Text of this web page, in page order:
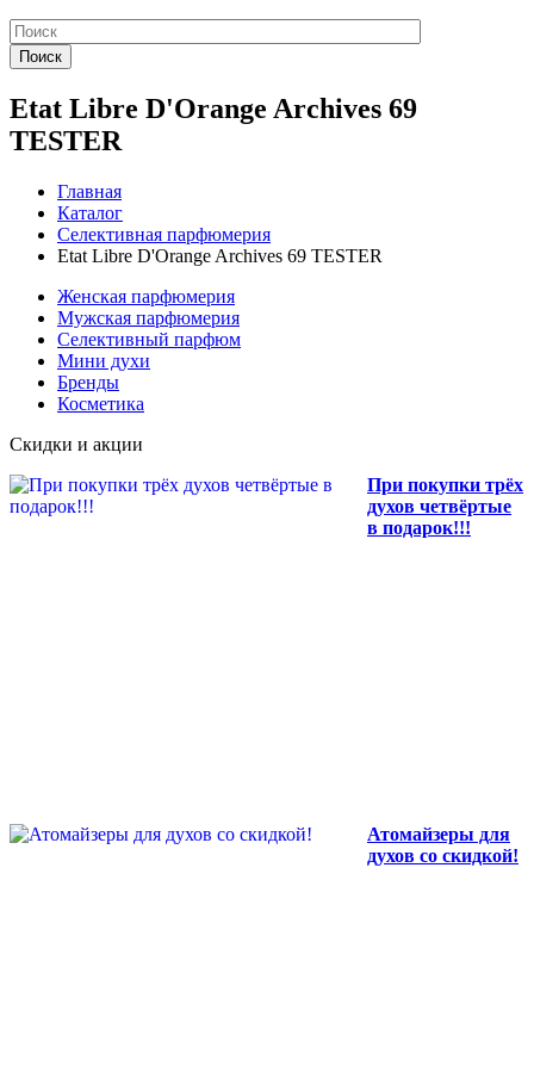
Поиск
Etat Libre D'Orange Archives 69
TESTER
Главная
Каталог
Селективная парфюмерия
Etat Libre D'Orange Archives 69 TESTER
Женская парфюмерия
Мужская парфюмерия
Селективный парфюм
Мини духи
Бренды
Косметика
Скидки и акции
При покупки трёх
духов четвёртые
в подарок!!!
Атомайзеры для
духов со скидкой!